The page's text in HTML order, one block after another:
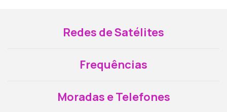
Redes de Satélites
Frequências
Moradas e Telefones